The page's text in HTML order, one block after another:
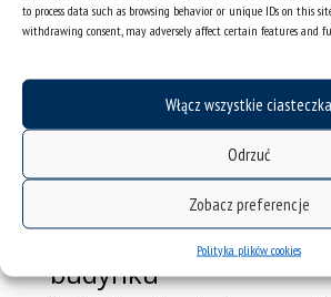
to process data such as browsing behavior or unique IDs on this
withdrawing consent, may adversely affect certain features and
Włącz wszystkie ciasteczka
Odrzuć
Zobacz preferencje
Polityka plików cookies
Panel sterujący windą/lift control panel
Rodzaje dostosowań
budynku